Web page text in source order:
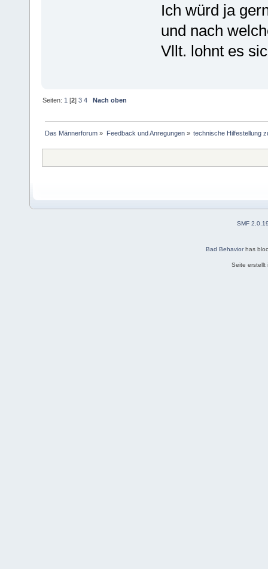
Ich würd ja
und nach
Vllt. lohnt es
Seiten: 1 [2]3 4 Nach oben
Das Männerforum » Feedback und Anregungen» technische Hilfestellung
SMF
Bad Behaviorhas
Seite erstellt